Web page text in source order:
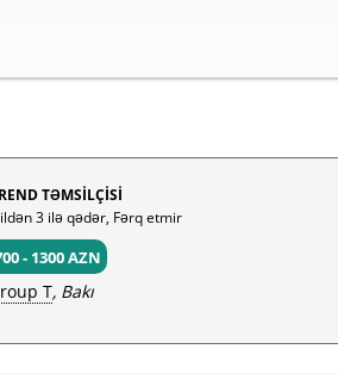
TƏMSİLÇİSİ
3 ilə qədər, Fərq etmir
- 1300 AZN
T, Bakı